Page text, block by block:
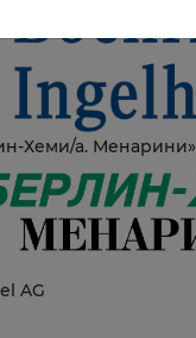
Хеми/а. Менарини»
AG